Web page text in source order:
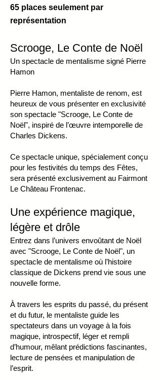
65 places seulement par
représentation
Scrooge, Le Conte de Noël
Un spectacle de mentalisme signé Pierre
Hamon
Pierre Hamon, mentaliste de renom, est
heureux de vous présenter en exclusivité
son spectacle "Scrooge, Le Conte de
Noël", inspiré de l’œuvre intemporelle de
Charles Dickens.
Ce spectacle unique, spécialement conçu
pour les festivités du temps des Fêtes,
sera présenté exclusivement au Fairmont
Le Château Frontenac.
Une expérience magique,
légère et drôle
Entrez dans l’univers envoûtant de Noël
avec "Scrooge, Le Conte de Noël", un
spectacle de mentalisme où l’histoire
classique de Dickens prend vie sous une
nouvelle forme.
À travers les esprits du passé, du présent
et du futur, le mentaliste guide les
spectateurs dans un voyage à la fois
magique, introspectif, léger et rempli
d’humour, mêlant prédictions fascinantes,
lecture de pensées et manipulation de
l’esprit.